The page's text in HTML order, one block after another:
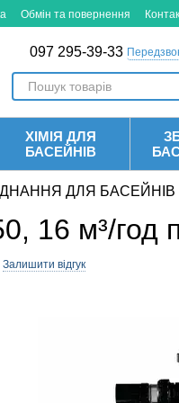
Обмін та повернення
097 295-39-33
ХІМІЯ ДЛЯ
БАСЕЙНІВ
ДЛЯ БАСЕЙНІВ
16 м³/год
Залишити відгук